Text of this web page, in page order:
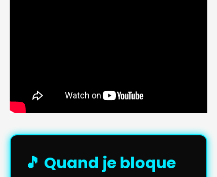
🎵 Quand je bloque